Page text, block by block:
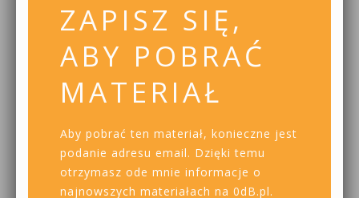
ZAPISZ SIĘ,
ABY POBRAĆ
MATERIAŁ
Aby pobrać ten materiał, konieczne jest
podanie adresu email. Dzięki temu
otrzymasz ode mnie informacje o
najnowszych materiałach na 0dB.pl.